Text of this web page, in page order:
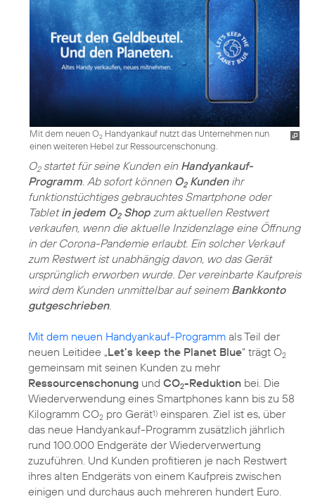
Mit dem neuen O2 Handyankauf nutzt das Unternehmen nun
einen weiteren Hebel zur Ressourcenschonung.
O2startet für seine Kunden ein Handyankauf-
Programm . Ab sofort können O2Kundenihr
funktionstüchtiges gebrauchtes Smartphone oder
Tabletin jedem O2Shop zum aktuellen Restwert
verkaufen, wenn die aktuelle Inzidenzlage eine Öffnung
in der Corona-Pandemie erlaubt. Ein solcher Verkauf
zum Restwert ist unabhängig davon, wo das Gerät
ursprünglich erworben wurde. Der vereinbarte Kaufpreis
wird dem Kunden unmittelbar auf seinem Bankkonto
gutgeschrieben.
Mit dem neuen Handyankauf-Programm als Teil der
neuen Leitidee „Let’s keep the Planet Blue“ trägt O2
gemeinsam mit seinen Kunden zu mehr
Ressourcenschonung und CO2-Reduktion bei. Die
Wiederverwendung eines Smartphones kann bis zu 58
Kilogramm CO2 pro Gerät1) einsparen. Ziel ist es, über
das neue Handyankauf-Programm zusätzlich jährlich
rund 100.000 Endgeräte der Wiederverwertung
zuzuführen. Und Kunden profitieren je nach Restwert
ihres alten Endgeräts von einem Kaufpreis zwischen
einigen und durchaus auch mehreren hundert Euro.